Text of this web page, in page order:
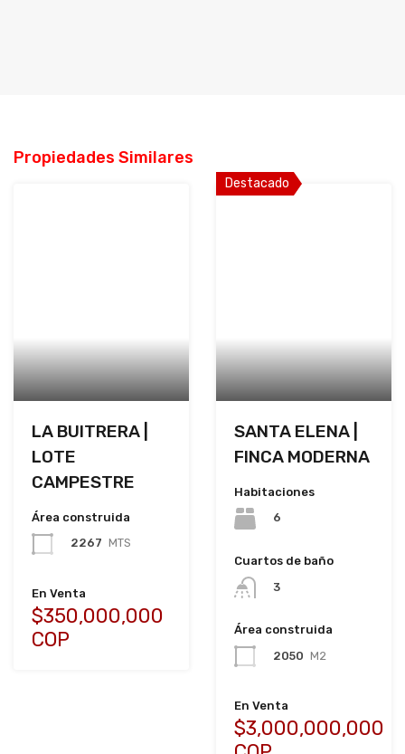
Propiedades Similares
LA BUITRERA |
LOTE
CAMPESTRE
Área construida
2267 MTS
En Venta
$350,000,000
COP
Destacado
SANTA ELENA |
FINCA MODERNA
Habitaciones
6
Cuartos de baño
3
Área construida
2050 M2
En Venta
$3,000,000,000